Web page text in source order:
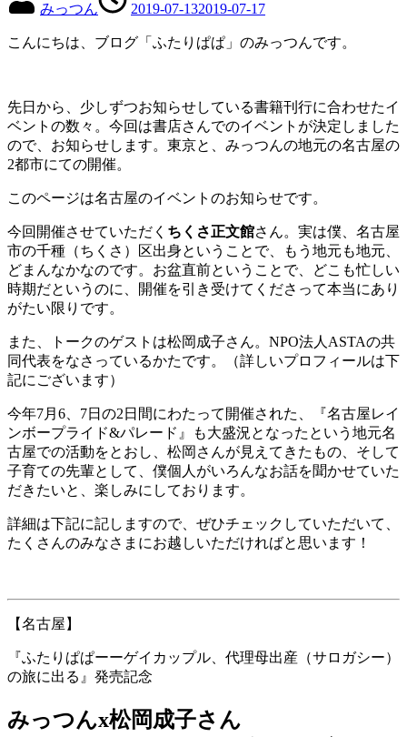
みっつん 2019-07-132019-07-17
こんにちは、ブログ「ふたりぱぱ」のみっつんです。
先日から、少しずつお知らせしている書籍刊行に合わせたイ
ベントの数々。今回は書店さんでのイベントが決定しました
ので、お知らせします。東京と、みっつんの地元の名古屋の
2都市にての開催。
このページは名古屋のイベントのお知らせです。
今回開催させていただく ちくさ正文館さん。実は僕、名古屋
市の千種（ちくさ）区出身ということで、もう地元も地元、
どまんなかなのです。お盆直前ということで、どこも忙しい
時期だというのに、開催を引き受けてくださって本当にあり
がたい限りです。
また、トークのゲストは松岡成子さん。NPO法人ASTAの共
同代表をなさっているかたです。（詳しいプロフィールは下
記にございます）
今年7月6、7日の2日間にわたって開催された、『名古屋レイ
ンボープライド&パレード』も大盛況となったという地元名
古屋での活動をとおし、松岡さんが見えてきたもの、そして
子育ての先輩として、僕個人がいろんなお話を聞かせていた
だきたいと、楽しみにしております。
詳細は下記に記しますので、ぜひチェックしていただいて、
たくさんのみなさまにお越しいただければと思います！
【名古屋】
『ふたりぱぱーーゲイカップル、代理母出産（サロガシー）
の旅に出る』発売記念
みっつんx松岡成子さん